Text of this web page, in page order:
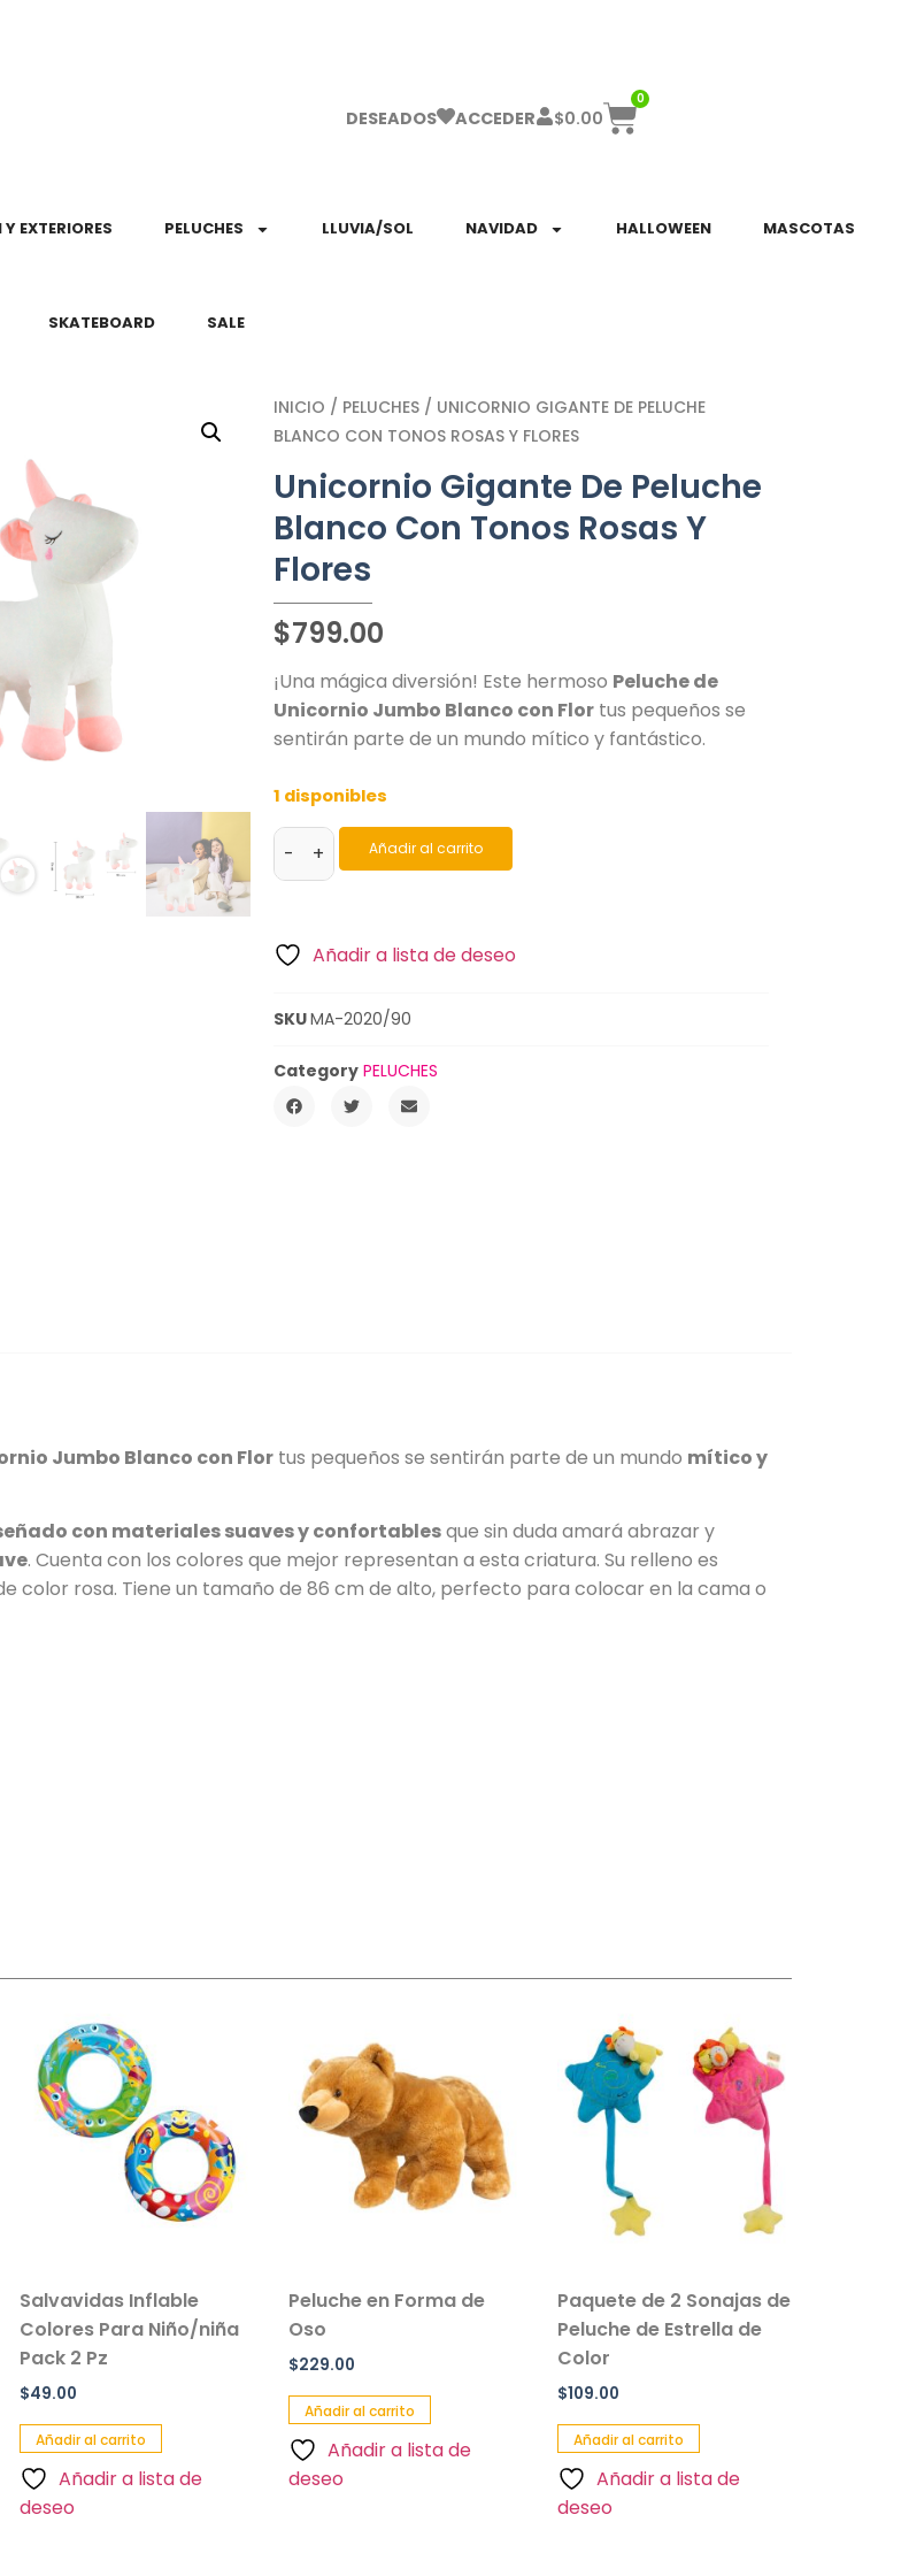
DESEADOS ACCEDER $0.00
0
EXTERIORES PELUCHES LLUVIA/SOL NAVIDAD HALLOWEEN MASCOTAS
SKATEBOARD SALE
INICIO / PELUCHES / UNICORNIO GIGANTE DE PELUCHE
BLANCO CON TONOS ROSAS Y FLORES
Unicornio Gigante De Peluche
Blanco Con Tonos Rosas Y
Flores
$799.00
¡Una mágica diversión! Este hermoso Peluche de
Unicornio Jumbo Blanco con Flor tus pequeños se
sentirán parte de un mundo mítico y fantástico.
1 disponibles
- + Añadir al carrito
Añadir a lista de deseo
SKUMA-2020/90
Category PELUCHES
Jumbo Blanco con Flor tus pequeños se sentirán parte de un mundo mítico y
con materiales suaves y confortablesque sin duda amará abrazar y
. Cuenta con los colores que mejor representan a esta criatura. Su relleno es
color rosa. Tiene un tamaño de 86 cm de alto, perfecto para colocar en la cama o
Salvavidas Inflable
Colores Para Niño/niña
Pack 2 Pz
$49.00
Añadir al carrito
Añadir a lista de
deseo
Peluche en Forma de
Oso
$229.00
Añadir al carrito
Añadir a lista de
deseo
Paquete de 2 Sonajas de
Peluche de Estrella de
Color
$109.00
Añadir al carrito
Añadir a lista de
deseo